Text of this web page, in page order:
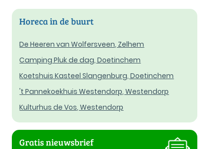
Horeca in de buurt
De Heeren van Wolfersveen, Zelhem
Camping Pluk de dag, Doetinchem
Koetshuis Kasteel Slangenburg, Doetinchem
't Pannekoekhuis Westendorp, Westendorp
Kulturhus de Vos, Westendorp
Gratis nieuwsbrief